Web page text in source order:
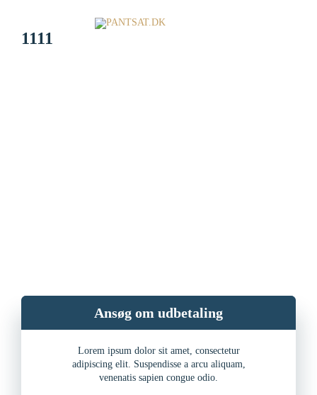
1111
Ansøg om udbetaling
Lorem ipsum dolor sit amet, consectetur
adipiscing elit. Suspendisse a arcu aliquam,
venenatis sapien congue odio.